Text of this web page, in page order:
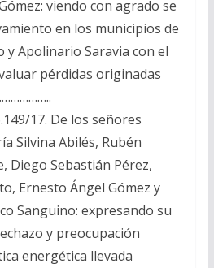
viendo con agrado se
en los municipios de
y Apolinario Saravia con el
pérdidas originadas
17. De los señores
Silvina Abilés, Rubén
Diego Sebastián Pérez,
Ernesto Ángel Gómez y
Sanguino: expresando su
y preocupación
energética llevada